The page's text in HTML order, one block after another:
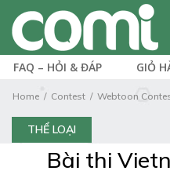
FAQ – HỎI & ĐÁP GIỎ
Home Contest Webtoon
THỂ LOẠI
Bài thi